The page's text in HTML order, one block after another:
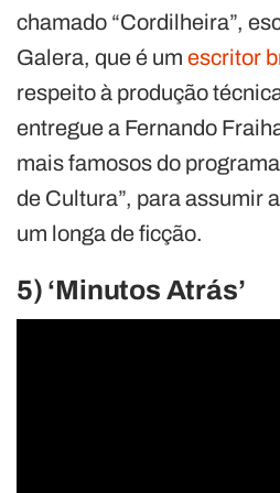
chamado “Cordilheira”,
Galera, que é um escritor
respeito à produção
entregue a Fernando
mais famosos do
de Cultura”, para assumir
um longa de ficção.
5) ‘Minutos Atrás’